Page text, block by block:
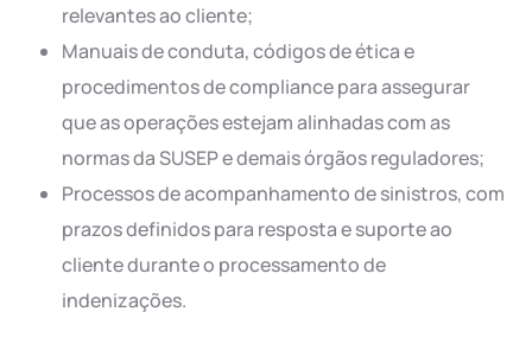
relevantes ao cliente;
Manuais de conduta, códigos de ética e
procedimentos de compliance para assegurar
que as operações estejam alinhadas com as
normas da SUSEP e demais órgãos reguladores;
Processos de acompanhamento de sinistros, com
prazos definidos para resposta e suporte ao
cliente durante o processamento de
indenizações.